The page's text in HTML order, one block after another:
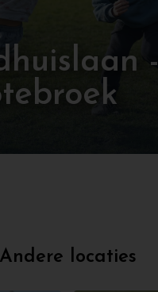
-
Andere locaties